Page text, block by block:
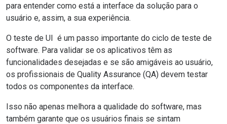
para entender como está a interface da solução para o
usuário e, assim, a sua experiência.
O teste de UI é um passo importante do ciclo de teste de
software. Para validar se os aplicativos têm as
funcionalidades desejadas e se são amigáveis ​​ao usuário,
os profissionais de Quality Assurance (QA) devem testar
todos os componentes da interface.
Isso não apenas melhora a qualidade do software, mas
também garante que os usuários finais se sintam